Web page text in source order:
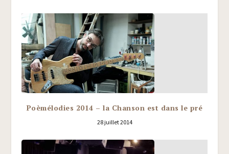
Poèmélodies 2014 – la Chanson est dans le pré
28 juillet 2014